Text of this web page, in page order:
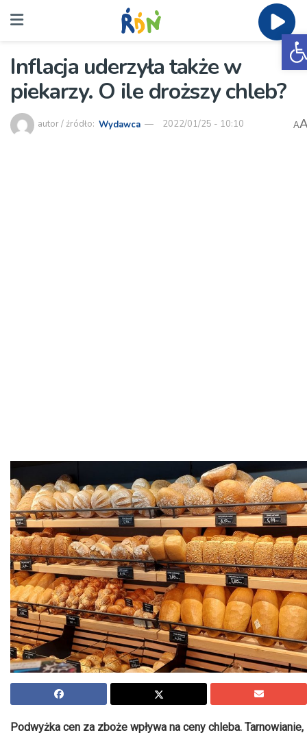
Inflacja uderzyła także w
piekarzy. O ile droższy chleb?
autor / źródło: Wydawca 2022/01/25 - 10:10 A
Podwyżka cen za zboże wpływa na ceny chleba. Tarnowianie,